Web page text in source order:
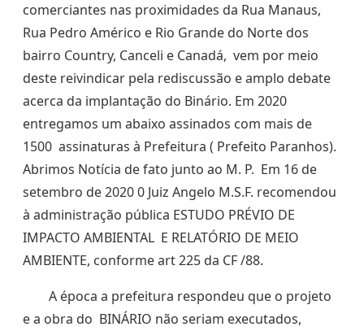
comerciantes nas proximidades da Rua Manaus,
Rua Pedro Américo e Rio Grande do Norte dos
bairro Country, Canceli e Canadá, vem por meio
deste reivindicar pela rediscussão e amplo debate
acerca da implantação do Binário. Em 2020
entregamos um abaixo assinados com mais de
1500 assinaturas à Prefeitura ( Prefeito Paranhos).
Abrimos Notícia de fato junto ao M. P. Em 16 de
setembro de 2020 0 Juiz Angelo M.S.F. recomendou
à administração pública ESTUDO PRÉVIO DE
IMPACTO AMBIENTAL E RELATÓRIO DE MEIO
AMBIENTE, conforme art 225 da CF /88.
A época a prefeitura respondeu que o projeto
e a obra do BINÁRIO não seriam executados,